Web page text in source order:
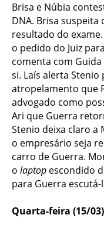
Brisa e Núbia
DNA. Brisa
resultado do
o pedido do Juiz
comenta com
si. Laís alerta Stenio
atropelamento que
advogado como
Ari que Guerra
Stenio deixa claro a
o empresário seja
carro de Guerra.
o laptop escondido
para Guerra escutá-
Quarta-feira (15/